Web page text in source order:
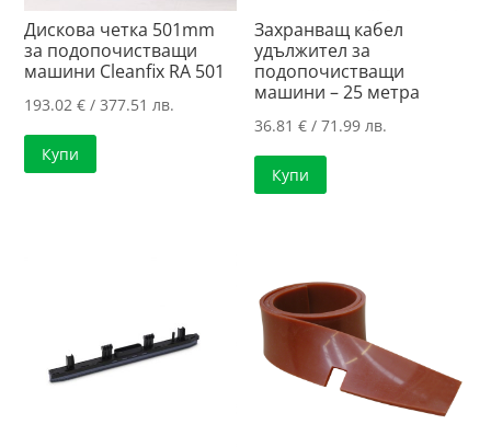
Дискова четка 501mm
за подопочистващи
машини Cleanfix RA 501
193.02€ / 377.51 лв.
Купи
Захранващ кабел
удължител за
подопочистващи
машини – 25 метра
36.81€ / 71.99 лв.
Купи